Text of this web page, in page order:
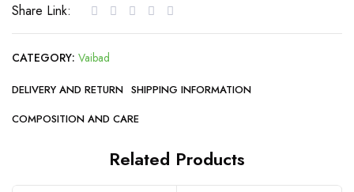
Share Link:
CATEGORY: Vaibad
DELIVERY AND RETURN SHIPPING INFORMATION
COMPOSITION AND CARE
Related Products